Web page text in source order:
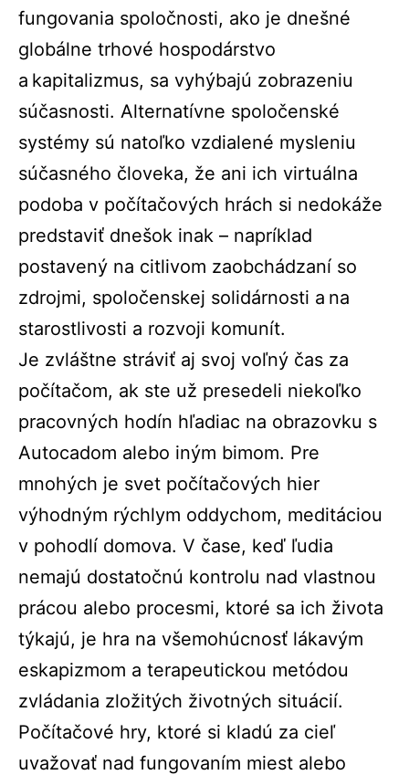
fungovania spoločnosti, ako je dnešné
globálne trhové hospodárstvo
a kapitalizmus, sa vyhýbajú zobrazeniu
súčasnosti. Alternatívne spoločenské
systémy sú natoľko vzdialené mysleniu
súčasného človeka, že ani ich virtuálna
podoba v počítačových hrách si nedokáže
predstaviť dnešok inak – napríklad
postavený na citlivom zaobchádzaní so
zdrojmi, spoločenskej solidárnosti a na
starostlivosti a rozvoji komunít.
Je zvláštne stráviť aj svoj voľný čas za
počítačom, ak ste už presedeli niekoľko
pracovných hodín hľadiac na obrazovku s
Autocadom alebo iným bimom. Pre
mnohých je svet počítačových hier
výhodným rýchlym oddychom, meditáciou
v pohodlí domova. V čase, keď ľudia
nemajú dostatočnú kontrolu nad vlastnou
prácou alebo procesmi, ktoré sa ich života
týkajú, je hra na všemohúcnosť lákavým
eskapizmom a terapeutickou metódou
zvládania zložitých životných situácií.
Počítačové hry, ktoré si kladú za cieľ
uvažovať nad fungovaním miest alebo